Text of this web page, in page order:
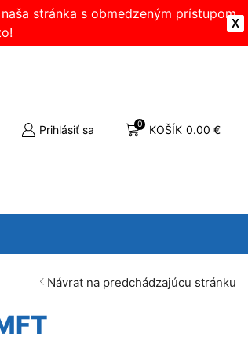
X
stránka s obmedzeným prístupom.
Prihlásiť sa 0 KOŠÍK 0.00 €
Návrat na predchádzajúcu stránku